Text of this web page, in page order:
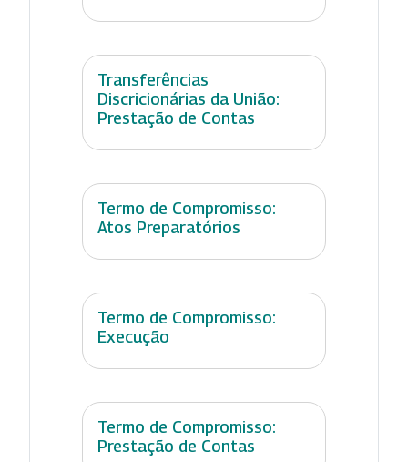
Transferências
Discricionárias da União:
Prestação de Contas
Termo de Compromisso:
Atos Preparatórios
Termo de Compromisso:
Execução
Termo de Compromisso:
Prestação de Contas